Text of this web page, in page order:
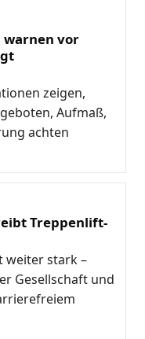
warnen vor
zeigen,
Aufmaß,
achten
Treppenlift-
weiter stark –
Gesellschaft und